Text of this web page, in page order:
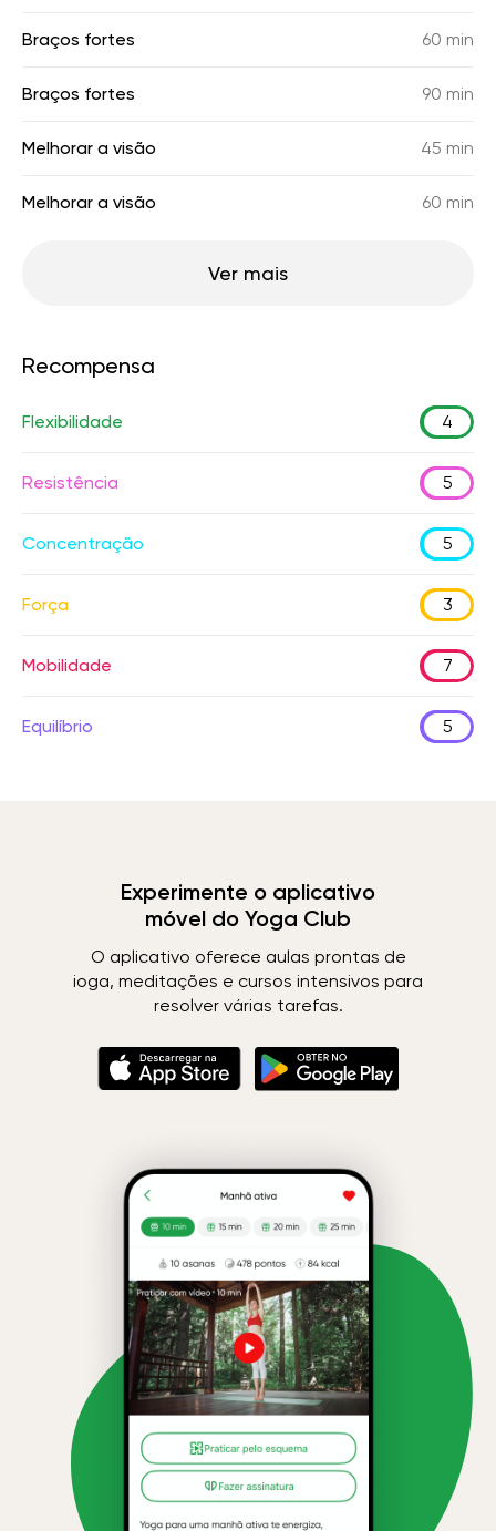
Braços fortes 60 min
Braços fortes 90 min
Melhorar a visão 45 min
Melhorar a visão 60 min
Ver mais
Recompensa
Flexibilidade 4
Resistência 5
Concentração 5
Força 3
Mobilidade 7
Equilíbrio 5
Experimente o aplicativo
móvel do Yoga Club
O aplicativo oferece aulas prontas de
ioga, meditações e cursos intensivos para
resolver várias tarefas.